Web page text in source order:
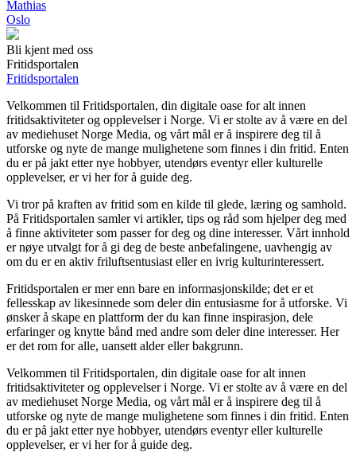
Mathias
Oslo
Bli kjent med oss
Fritidsportalen
Fritidsportalen
Velkommen til Fritidsportalen, din digitale oase for alt innen
fritidsaktiviteter og opplevelser i Norge. Vi er stolte av å være en del
av mediehuset Norge Media, og vårt mål er å inspirere deg til å
utforske og nyte de mange mulighetene som finnes i din fritid. Enten
du er på jakt etter nye hobbyer, utendørs eventyr eller kulturelle
opplevelser, er vi her for å guide deg.
Vi tror på kraften av fritid som en kilde til glede, læring og samhold.
På Fritidsportalen samler vi artikler, tips og råd som hjelper deg med
å finne aktiviteter som passer for deg og dine interesser. Vårt innhold
er nøye utvalgt for å gi deg de beste anbefalingene, uavhengig av
om du er en aktiv friluftsentusiast eller en ivrig kulturinteressert.
Fritidsportalen er mer enn bare en informasjonskilde; det er et
fellesskap av likesinnede som deler din entusiasme for å utforske. Vi
ønsker å skape en plattform der du kan finne inspirasjon, dele
erfaringer og knytte bånd med andre som deler dine interesser. Her
er det rom for alle, uansett alder eller bakgrunn.
Velkommen til Fritidsportalen, din digitale oase for alt innen
fritidsaktiviteter og opplevelser i Norge. Vi er stolte av å være en del
av mediehuset Norge Media, og vårt mål er å inspirere deg til å
utforske og nyte de mange mulighetene som finnes i din fritid. Enten
du er på jakt etter nye hobbyer, utendørs eventyr eller kulturelle
opplevelser, er vi her for å guide deg.